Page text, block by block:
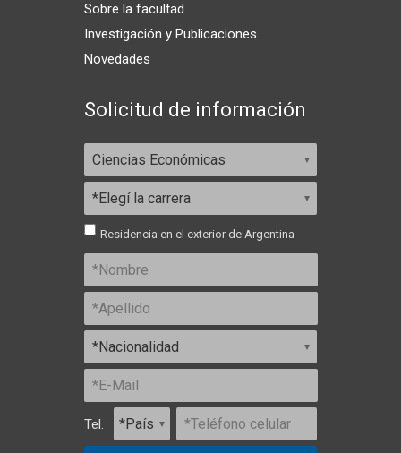
Sobre la facultad
Investigación y Publicaciones
Novedades
Solicitud de información
Residencia en el exterior de Argentina
Tel.